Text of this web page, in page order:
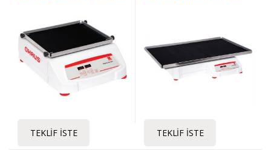
TEKLIF İSTE TEKLIF İSTE